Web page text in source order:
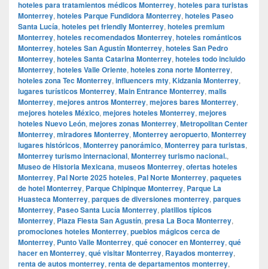
hoteles para tratamientos médicos Monterrey, hoteles para turistas
Monterrey, hoteles Parque Fundidora Monterrey, hoteles Paseo
Santa Lucía, hoteles pet friendly Monterrey, hoteles premium
Monterrey, hoteles recomendados Monterrey, hoteles románticos
Monterrey, hoteles San Agustín Monterrey, hoteles San Pedro
Monterrey, hoteles Santa Catarina Monterrey, hoteles todo incluido
Monterrey, hoteles Valle Oriente, hoteles zona norte Monterrey,
hoteles zona Tec Monterrey, influencers mty, Kidzania Monterrey,
lugares turísticos Monterrey, Main Entrance Monterrey, malls
Monterrey, mejores antros Monterrey, mejores bares Monterrey,
mejores hoteles México, mejores hoteles Monterrey, mejores
hoteles Nuevo León, mejores zonas Monterrey, Metropolitan Center
Monterrey, miradores Monterrey, Monterrey aeropuerto, Monterrey
lugares históricos, Monterrey panorámico, Monterrey para turistas,
Monterrey turismo internacional, Monterrey turismo nacional.,
Museo de Historia Mexicana, museos Monterrey, ofertas hoteles
Monterrey, Pal Norte 2025 hoteles, Pal Norte Monterrey, paquetes
de hotel Monterrey, Parque Chipinque Monterrey, Parque La
Huasteca Monterrey, parques de diversiones monterrey, parques
Monterrey, Paseo Santa Lucía Monterrey, platillos típicos
Monterrey, Plaza Fiesta San Agustín, presa La Boca Monterrey,
promociones hoteles Monterrey, pueblos mágicos cerca de
Monterrey, Punto Valle Monterrey, qué conocer en Monterrey, qué
hacer en Monterrey, qué visitar Monterrey, Rayados monterrey,
renta de autos monterrey, renta de departamentos monterrey,